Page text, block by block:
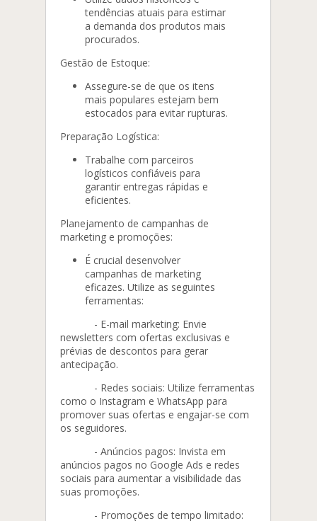
tendências atuais para estimar
a demanda dos produtos mais
procurados.
Gestão de Estoque:
Assegure-se de que os itens
mais populares estejam bem
estocados para evitar rupturas.
Preparação Logística:
Trabalhe com parceiros
logísticos confiáveis para
garantir entregas rápidas e
eficientes.
Planejamento de campanhas de
marketing e promoções:
É crucial desenvolver
campanhas de marketing
eficazes. Utilize as seguintes
ferramentas:
- E-mail marketing: Envie
newsletters com ofertas exclusivas e
prévias de descontos para gerar
antecipação.
- Redes sociais: Utilize ferramentas
como o Instagram e WhatsApp para
promover suas ofertas e engajar-se com
os seguidores.
- Anúncios pagos: Invista em
anúncios pagos no Google Ads e redes
sociais para aumentar a visibilidade das
suas promoções.
- Promoções de tempo limitado: